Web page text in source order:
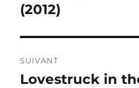
l’article
précédente :
(2012)
SUIVANT
Publication
Lovestruck in